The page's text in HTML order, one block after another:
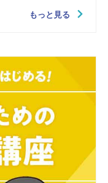
もっと見る